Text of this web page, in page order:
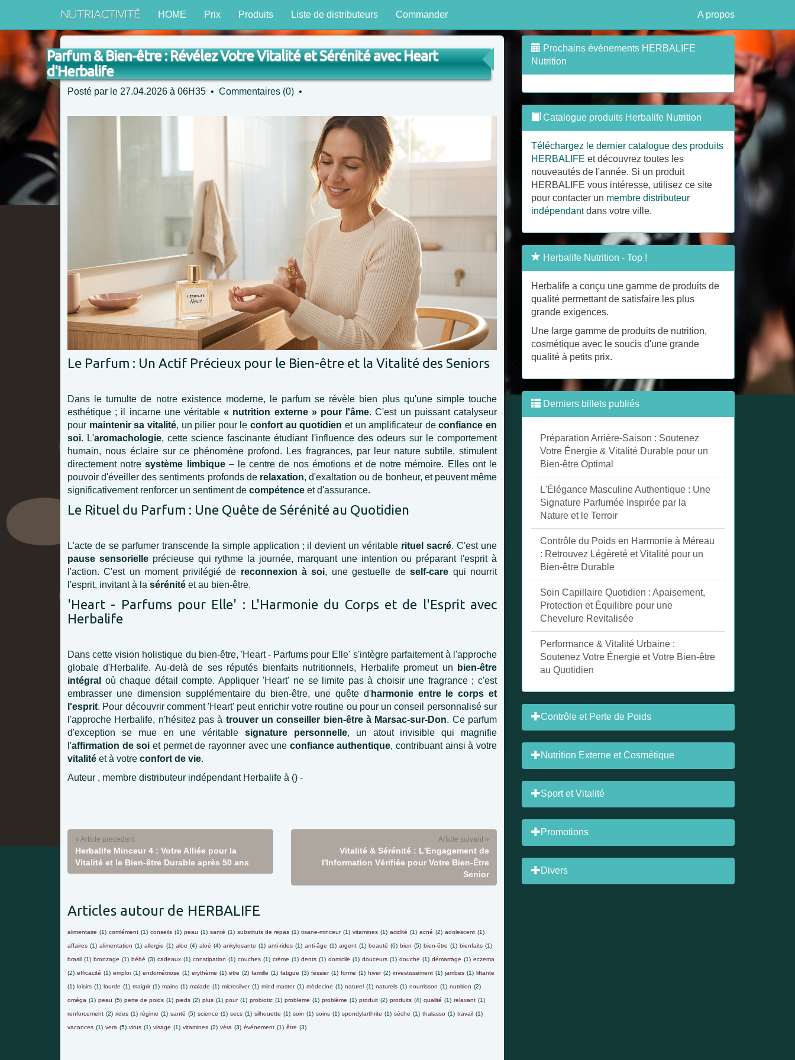
NutriActivité HOME Prix Produits Liste de distributeurs Commander A propos
Parfum & Bien-être : Révélez Votre Vitalité et Sérénité avec Heart
d'Herbalife
Posté par le 27.04.2026 à 06H35 • Commentaires (0) •
Le Parfum : Un Actif Précieux pour le Bien-être et la Vitalité des Seniors
Dans le tumulte de notre existence moderne, le parfum se révèle bien plus qu'une simple touche
esthétique ; il incarne une véritable« nutrition externe » pour l'âme. C'est un puissant catalyseur
pour maintenir sa vitalité, un pilier pour le confort au quotidien et un amplificateur deconfiance en
soi. L'aromachologie, cette science fascinante étudiant l'influence des odeurs sur le comportement
humain, nous éclaire sur ce phénomène profond. Les fragrances, par leur nature subtile, stimulent
directement notresystème limbique– le centre de nos émotions et de notre mémoire. Elles ont le
pouvoir d'éveiller des sentiments profonds de relaxation, d'exaltation ou de bonheur, et peuvent même
significativement renforcer un sentiment de compétence et d'assurance.
Le Rituel du Parfum : Une Quête de Sérénité au Quotidien
L'acte de se parfumer transcende la simple application ; il devient un véritable rituel sacré. C'est une
pause sensorielleprécieuse qui rythme la journée, marquant une intention ou préparant l'esprit à
l'action. C'est un moment privilégié de reconnexion à soi, une gestuelle deself-care qui nourrit
l'esprit, invitant à la sérénité et au bien-être.
'Heart - Parfums pour Elle' : L'Harmonie du Corps et de l'Esprit avec
Herbalife
Dans cette vision holistique du bien-être, 'Heart - Parfums pour Elle' s'intègre parfaitement à l'approche
globale d'Herbalife. Au-delà de ses réputés bienfaits nutritionnels, Herbalife promeut un
bien-être
intégral
où chaque détail compte. Appliquer 'Heart' ne se limite pas à choisir une fragrance ; c'est
embrasser une dimension supplémentaire du bien-être, une quête d'harmonie entre le corps et
l'esprit. Pour découvrir comment 'Heart' peut enrichir votre routine ou pour un conseil personnalisé sur
l'approche Herbalife, n'hésitez pas à trouver un conseiller bien-être à Marsac-sur-Don. Ce parfum
d'exception se mue en une véritable signature personnelle, un atout invisible qui magnifie
l'affirmation de soi et permet de rayonner avec une confiance authentique, contribuant ainsi à votre
vitalité et à votre confort de vie.
Auteur , membre distributeur indépendant Herbalife à () -
« Article precedent
Herbalife Minceur 4 : Votre Alliée pour la
Vitalité et le Bien-être Durable après 50 ans
Article suivant »
Vitalité & Sérénité : L'Engagement de
l'Information Vérifiée pour Votre Bien-Être
Senior
Articles autour de HERBALIFE
alimentaire (1) comlément (1) conseils (1) peau (1) santé (1) substituts de repas (1) tisane-minceur (1) vitamines (1) acidité (1) acné (2) adolescent (1)
affaires (1) alimentation (1) allergie (1) aloe (4) aloé (4) ankylosante (1) anti-rides (1) anti-âge (1) argent (1) beauté (6) bien (5) bien-être (1) bienfaits (1)
brasil (1) bronzage (1) bébé (3) cadeaux (1) constipation (1) couches (1) crème (1) dents (1) domicile (1) douceurs (1) douche (1) démarrage (1) eczema
(2) efficacité (1) emploi (1) endométriose (1) erythème (1) etre (2) famille (1) fatigue (3) fessier (1) forme (1) hiver (2) investissement (1) jambes (1) liftante
(1) loisirs (1) lourde (1) maigrir (1) mains (1) malade (1) microsilver (1) mind master (1) médecine (1) naturel (1) naturels (1) nourrisson (1) nutrition (2)
oméga (1) peau (5) perte de poids (1) pieds (2) plus (1) pour (1) probiotic (1) probleme (1) problème (1) produit (2) produits (4) qualité (1) relaxant (1)
renforcement (2) rides (1) régime (1) santé (5) science (1) secs (1) silhouette (1) soin (1) soins (1) spondylarthrite (1) séche (1) thalasso (1) travail (1)
vacances (1) vera (5) virus (1) visage (1) vitamines (2) véra (3) événement (1) être (3)
Prochains événements HERBALIFE
Nutrition
Catalogue produits Herbalife Nutrition
Téléchargez le dernier catalogue des produits
HERBALIFE et découvrez toutes les
nouveautés de l'année. Si un produit
HERBALIFE vous intéresse, utilisez ce site
pour contacter un membre distributeur
indépendantdans votre ville.
Herbalife Nutrition - Top !
Herbalife a conçu une gamme de produits de
qualité permettant de satisfaire les plus
grande exigences.
Une large gamme de produits de nutrition,
cosmétique avec le soucis d'une grande
qualité à petits prix.
Derniers billets publiés
Préparation Arrière-Saison : Soutenez
Votre Énergie & Vitalité Durable pour un
Bien-être Optimal
L'Élégance Masculine Authentique : Une
Signature Parfumée Inspirée par la
Nature et le Terroir
Contrôle du Poids en Harmonie à Méreau
: Retrouvez Légèreté et Vitalité pour un
Bien-être Durable
Soin Capillaire Quotidien : Apaisement,
Protection et Équilibre pour une
Chevelure Revitalisée
Performance & Vitalité Urbaine :
Soutenez Votre Énergie et Votre Bien-être
au Quotidien
Contrôle et Perte de Poids
Nutrition Externe et Cosmétique
Sport et Vitalité
Promotions
Divers